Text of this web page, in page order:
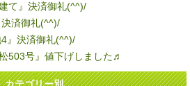
て』決済御礼(^^)/
決済御礼(^^)/
4』決済御礼(^^)/
503号』値下げしました♬